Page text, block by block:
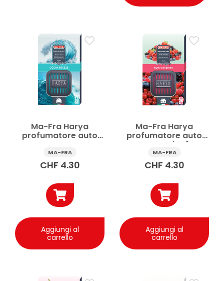
Ma-Fra Harya
profumatore auto
MA-FRA
CHF 4.30
Aggiungi al
carrello
Ma-Fra Harya
profumatore auto
Sweet Berries 1 pz
MA-FRA
CHF 4.30
Aggiungi al
carrello